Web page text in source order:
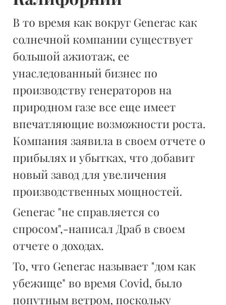
В то время как вокруг Generac как
солнечной компании существует
большой ажиотаж, ее
унаследованный бизнес по
производству генераторов на
природном газе все еще имеет
впечатляющие возможности роста.
Компания заявила в своем отчете о
прибылях и убытках, что добавит
новый завод для увеличения
производственных мощностей.
Generac "не справляется со
спросом",-написал Драб в своем
отчете о доходах.
То, что Generac называет "дом как
убежище" во время Covid, было
попутным ветром, поскольку